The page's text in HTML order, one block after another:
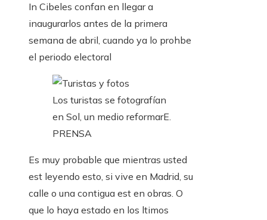
In Cibeles confan en llegar a
inaugurarlos antes de la primera
semana de abril, cuando ya lo prohbe
el periodo electoral
Los turistas se fotografían
en Sol, un medio reformarE.
PRENSA
Es muy probable que mientras usted
est leyendo esto, si vive en Madrid, su
calle o una contigua est en obras. O
que lo haya estado en los ltimos